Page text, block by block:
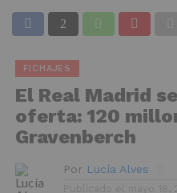
FICHAJES
El Real Madrid
oferta: 120
Gravenberch
Por Lucía Alves